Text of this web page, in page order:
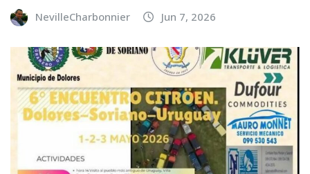
NevilleCharbonnier Jun 7, 2026